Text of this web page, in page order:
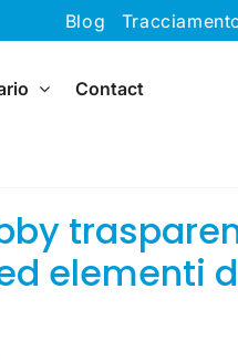
Blog
Contact
elementi